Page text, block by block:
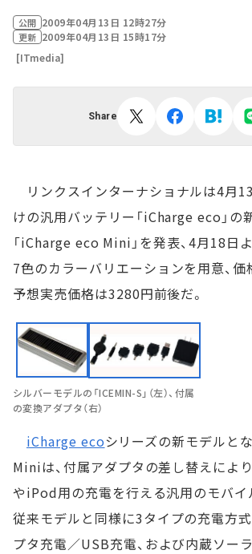
公開 2009年04月13日 12時27分
更新 2009年04月13日 15時17分
[ITmedia]
Share
リンクスインターナショナルは4月
けの汎用バッテリー「iCharge eco」の
「iCharge eco Mini」を発表、4月18日
7色のカラーバリエーションを用意、価
予想実売価格は3280円前後だ。
シルバーモデルの「ICEMIN-S」（左）、付属
の変換アダプタ（右）
iCharge ecoシリーズの新モデルと
Miniは、付属アダプタの差し替えによ
やiPod用の充電を行える汎用のモバイ
従来モデルと同様に3タイプの充電方式
プタ充電／USB充電、および内蔵ソー